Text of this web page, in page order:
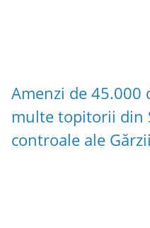
Amenzi de 45.000
multe topitorii din
controale ale